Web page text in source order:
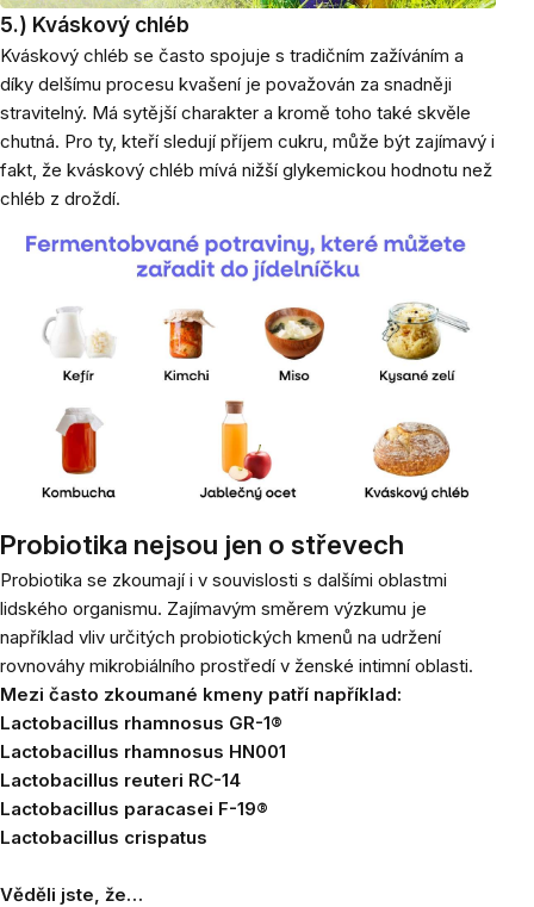
5.) Kváskový chléb
Kváskový chléb se často spojuje s tradičním zažíváním a
díky delšímu procesu kvašení je považován za snadněji
stravitelný. Má sytější charakter a kromě toho také skvěle
chutná. Pro ty, kteří sledují příjem cukru, může být zajímavý i
fakt, že kváskový chléb mívá nižší glykemickou hodnotu než
chléb z droždí.
Probiotika nejsou jen o střevech
Probiotika se zkoumají i v souvislosti s dalšími oblastmi
lidského organismu. Zajímavým směrem výzkumu je
například vliv určitých probiotických kmenů na udržení
rovnováhy mikrobiálního prostředí v ženské intimní oblasti.
Mezi často zkoumané kmeny patří například:
Lactobacillus rhamnosus GR-1®
Lactobacillus rhamnosus HN001
Lactobacillus reuteri RC-14
Lactobacillus paracasei F-19®
Lactobacillus crispatus
Věděli jste, že…